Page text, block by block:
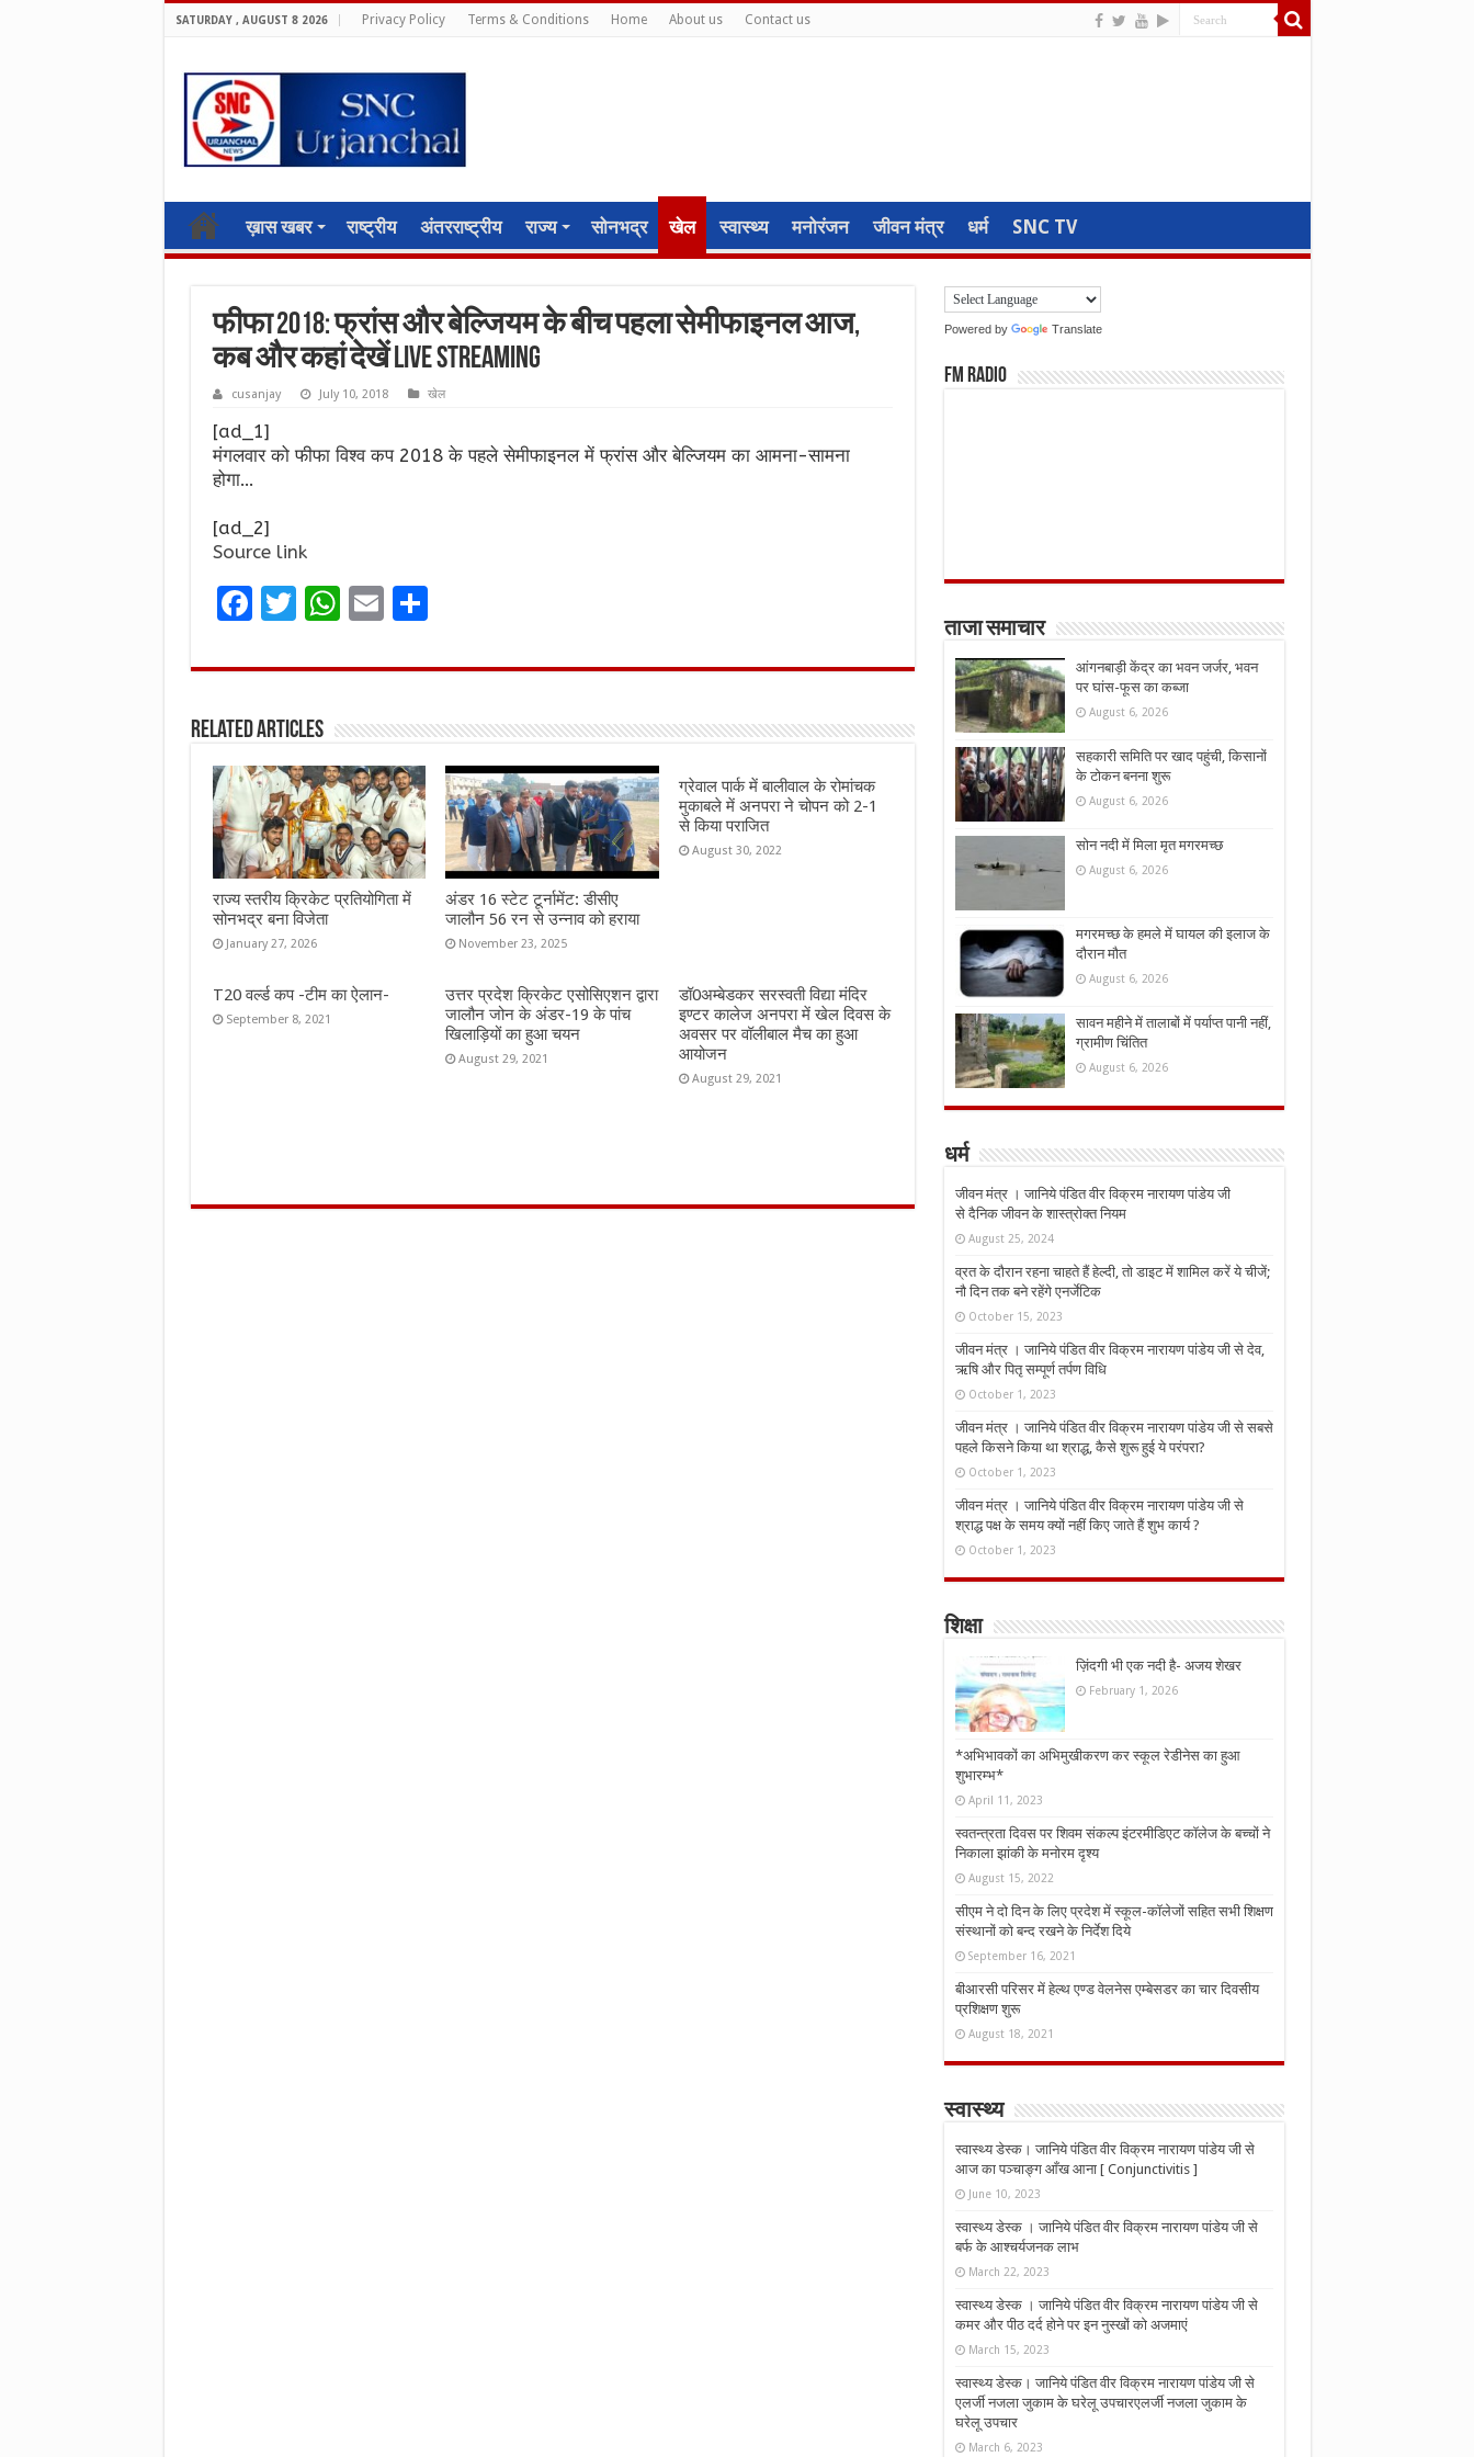
SATURDAY , AUGUST 8 2026 Privacy Policy Terms & Conditions Home About us Contact us
ख़ास खबर राष्ट्रीय अंतरराष्ट्रीय राज्य सोनभद्र खेल स्वास्थ्य मनोरंजन जीवन मंत्र धर्म SNC TV
फीफा 2018: फ्रांस और बेल्जियम के बीच पहला सेमीफाइनल आज,
कब और कहां देखें LIVE Streaming
cusanjay July 10, 2018 खेल
[ad_1]
मंगलवार को फीफा विश्व कप 2018 के पहले सेमीफाइनल में फ्रांस और बेल्जियम का आमना-सामना
होगा…
[ad_2]
Source link
F
ce
o
o
k
T
it
r
W
at
A
p
p
E
ai
S
ar
Related Articles
राज्य स्तरीय क्रिकेट प्रतियोगिता में
सोनभद्र बना विजेता
January 27, 2026
अंडर 16 स्टेट टूर्नामेंट: डीसीए
जालौन 56 रन से उन्नाव को हराया
November 23, 2025
ग्रेवाल पार्क में बालीवाल के रोमांचक
मुकाबले में अनपरा ने चोपन को 2-1
से किया पराजित
August 30, 2022
T20 वर्ल्ड कप -टीम का ऐलान-
September 8, 2021
उत्तर प्रदेश क्रिकेट एसोसिएशन द्वारा
जालौन जोन के अंडर-19 के पांच
खिलाड़ियों का हुआ चयन
August 29, 2021
डॉ0अम्बेडकर सरस्वती विद्या मंदिर
इण्टर कालेज अनपरा में खेल दिवस के
अवसर पर वॉलीबाल मैच का हुआ
आयोजन
August 29, 2021
Powered by Translate
FM Radio
ताजा समाचार
आंगनबाड़ी केंद्र का भवन जर्जर, भवन
पर घांस-फूस का कब्जा
August 6, 2026
सहकारी समिति पर खाद पहुंची, किसानों
के टोकन बनना शुरू
August 6, 2026
सोन नदी में मिला मृत मगरमच्छ
August 6, 2026
मगरमच्छ के हमले में घायल की इलाज के
दौरान मौत
August 6, 2026
सावन महीने में तालाबों में पर्याप्त पानी नहीं,
ग्रामीण चिंतित
August 6, 2026
धर्म
जीवन मंत्र । जानिये पंडित वीर विक्रम नारायण पांडेय जी
से दैनिक जीवन के शास्त्रोक्त नियम
August 25, 2024
व्रत के दौरान रहना चाहते हैं हेल्दी, तो डाइट में शामिल करें ये चीजें;
नौ दिन तक बने रहेंगे एनर्जेटिक
October 15, 2023
जीवन मंत्र । जानिये पंडित वीर विक्रम नारायण पांडेय जी से देव,
ऋषि और पितृ सम्पूर्ण तर्पण विधि
October 1, 2023
जीवन मंत्र । जानिये पंडित वीर विक्रम नारायण पांडेय जी से सबसे
पहले किसने किया था श्राद्ध, कैसे शुरू हुई ये परंपरा?
October 1, 2023
जीवन मंत्र । जानिये पंडित वीर विक्रम नारायण पांडेय जी से
श्राद्ध पक्ष के समय क्यों नहीं किए जाते हैं शुभ कार्य ?
October 1, 2023
शिक्षा
ज़िंदगी भी एक नदी है- अजय शेखर
February 1, 2026
*अभिभावकों का अभिमुखीकरण कर स्कूल रेडीनेस का हुआ
शुभारम्भ*
April 11, 2023
स्वतन्त्रता दिवस पर शिवम संकल्प इंटरमीडिएट कॉलेज के बच्चों ने
निकाला झांकी के मनोरम दृश्य
August 15, 2022
सीएम ने दो दिन के लिए प्रदेश में स्कूल-कॉलेजों सहित सभी शिक्षण
संस्थानों को बन्द रखने के निर्देश दिये
September 16, 2021
बीआरसी परिसर में हेल्थ एण्ड वेलनेस एम्बेसडर का चार दिवसीय
प्रशिक्षण शुरू
August 18, 2021
स्वास्थ्य
स्वास्थ्य डेस्क। जानिये पंडित वीर विक्रम नारायण पांडेय जी से
आज का पञ्चाङ्ग आँख आना [ Conjunctivitis ]
June 10, 2023
स्वास्थ्य डेस्क । जानिये पंडित वीर विक्रम नारायण पांडेय जी से
बर्फ के आश्चर्यजनक लाभ
March 22, 2023
स्वास्थ्य डेस्क । जानिये पंडित वीर विक्रम नारायण पांडेय जी से
कमर और पीठ दर्द होने पर इन नुस्‍खों को अजमाएं
March 15, 2023
स्वास्थ्य डेस्क। जानिये पंडित वीर विक्रम नारायण पांडेय जी से
एलर्जी नजला जुकाम के घरेलू उपचारएलर्जी नजला जुकाम के
घरेलू उपचार
March 6, 2023